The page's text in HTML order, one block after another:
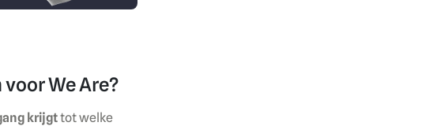
We Are?
krijgttot welke